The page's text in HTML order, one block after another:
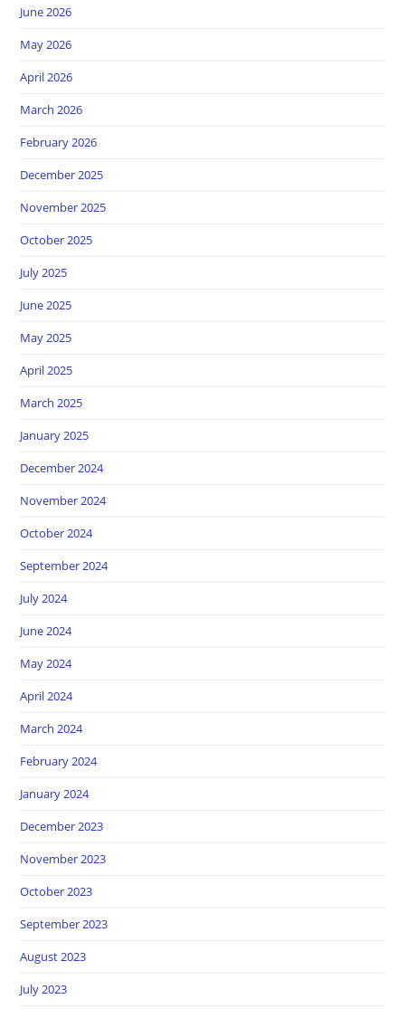
June 2026
May 2026
April 2026
March 2026
February 2026
December 2025
November 2025
October 2025
July 2025
June 2025
May 2025
April 2025
March 2025
January 2025
December 2024
November 2024
October 2024
September 2024
July 2024
June 2024
May 2024
April 2024
March 2024
February 2024
January 2024
December 2023
November 2023
October 2023
September 2023
August 2023
July 2023